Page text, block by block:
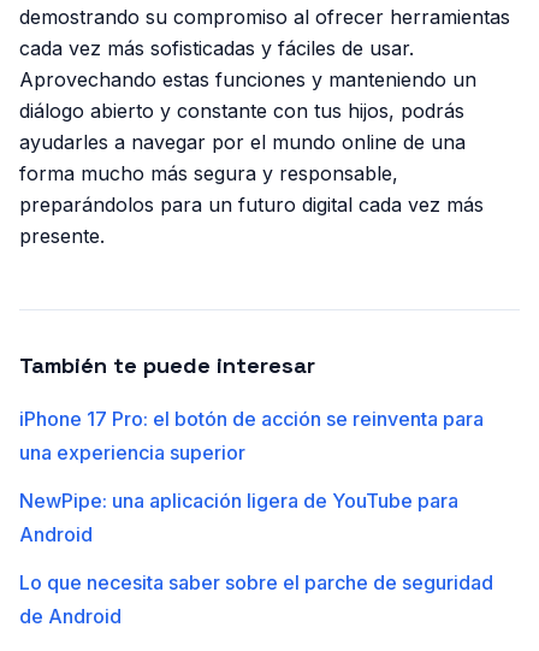
demostrando su compromiso al ofrecer herramientas
cada vez más sofisticadas y fáciles de usar.
Aprovechando estas funciones y manteniendo un
diálogo abierto y constante con tus hijos, podrás
ayudarles a navegar por el mundo online de una
forma mucho más segura y responsable,
preparándolos para un futuro digital cada vez más
presente.
También te puede interesar
iPhone 17 Pro: el botón de acción se reinventa para
una experiencia superior
NewPipe: una aplicación ligera de YouTube para
Android
Lo que necesita saber sobre el parche de seguridad
de Android